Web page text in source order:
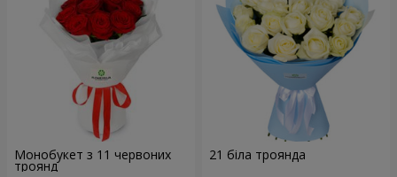
Монобукет з 11 червоних
троянд
21 біла троянда